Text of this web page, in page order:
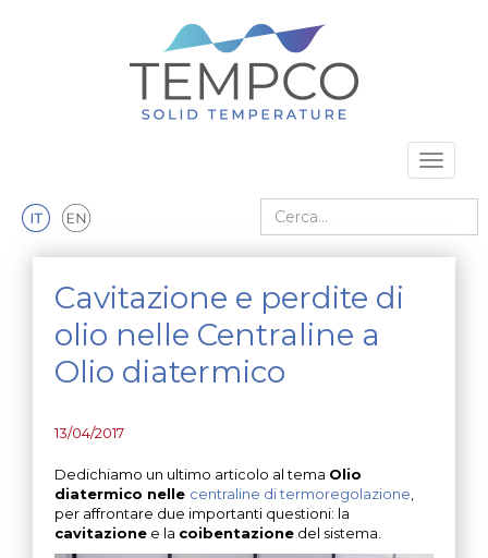
Toggle
Cerca nel sito
Cavitazione e perdite di
olio nelle Centraline a
Olio diatermico
13/04/2017
Dedichiamo un ultimo articolo al tema Olio
diatermico nelle centraline di termoregolazione
per affrontare due importanti questioni: la
cavitazione e la coibentazione del sistema.